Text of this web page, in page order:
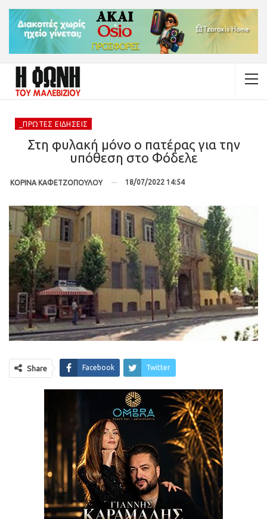
_ΠΡΏΤΕΣ ΕΙΔΉΣΕΙΣ
Στη φυλακή μόνο ο πατέρας για την
υπόθεση στο Φόδελε
ΚΟΡΙΝΑ ΚΑΦΕΤΖΟΠΟΥΛΟΥ 18/07/2022 14:54
Share Facebook Twitter